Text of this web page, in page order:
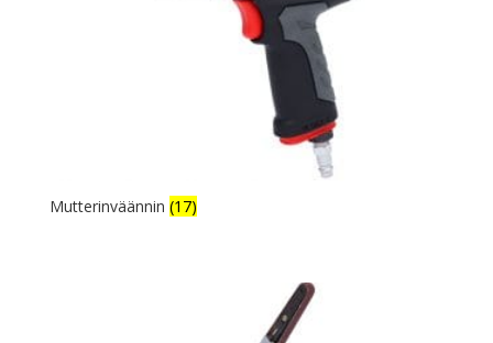
Mutterinväännin (17)